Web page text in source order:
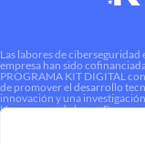
Las labores de ciberseguridad
empresa han sido
PROGRAMA KIT DIGITAL
de promover el desarrollo
innovación y una
Una manera de hacer Europa